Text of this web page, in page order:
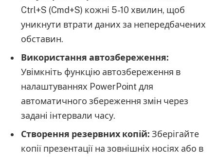
Ctrl+S (Cmd+S) кожні 5-10 хвилин, щоб
уникнути втрати даних за непередбачених
обставин.
Використання автозбереження:
Увімкніть функцію автозбереження в
налаштуваннях PowerPoint для
автоматичного збереження змін через
задані інтервали часу.
Створення резервних копій: Зберігайте
копії презентації на зовнішніх носіях або в